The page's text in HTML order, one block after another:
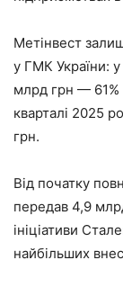
Метінвест
у ГМК України:
млрд грн — 61%
кварталі 2025
грн.
Від початку
передав 4,9
ініціативи
найбільших